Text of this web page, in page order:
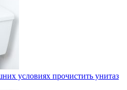
условиях прочистить унитаз